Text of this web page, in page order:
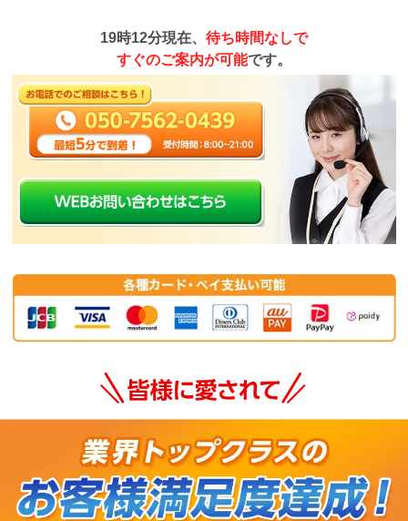
19時12分現在、 待ち時間なしで
すぐのご案内が可能です。